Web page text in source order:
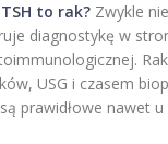
to rak? Zwykle
diagnostykę w
USG i czasem
prawidłowe nawet